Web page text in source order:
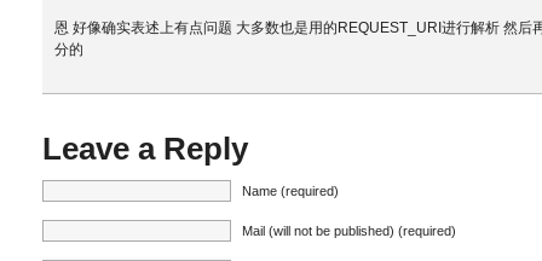
恩 好像确实表述上有点问题 大多数也是用的REQUEST_URI进行解析 然后
分的
Leave a Reply
Name (required)
Mail (will not be published) (required)